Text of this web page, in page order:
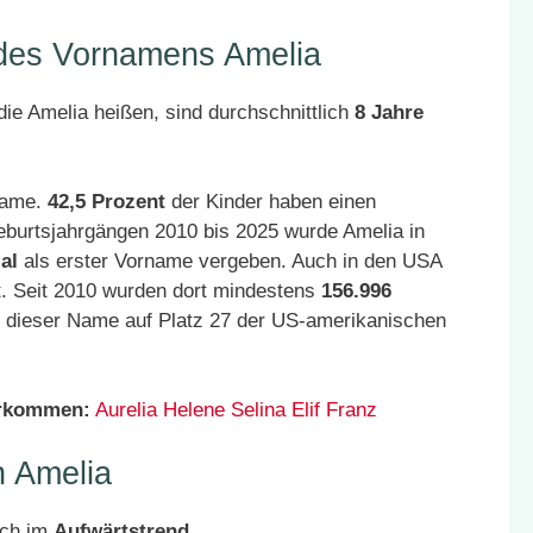
Vornamens Amelia
Amelia heißen, sind durchschnittlich 8 Jahre
42,5 Prozent der Kinder haben einen
2010 bis 2025 wurde Amelia in
als erster Vorname vergeben. Auch in den USA
Seit 2010 wurden dort mindestens 156.996
Name auf Platz 27 der US-amerikanischen
Aurelia Helene Selina Elif Franz
Amelia